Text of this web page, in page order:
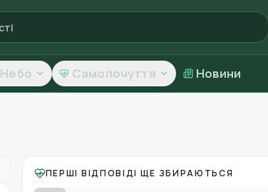
Небо Самопочуття Новини
ПЕРШІ ВІДПОВІДІ ЩЕ ЗБИРАЮТЬСЯ